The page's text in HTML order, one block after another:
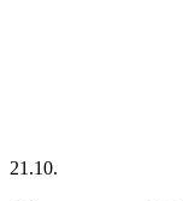
21.10.